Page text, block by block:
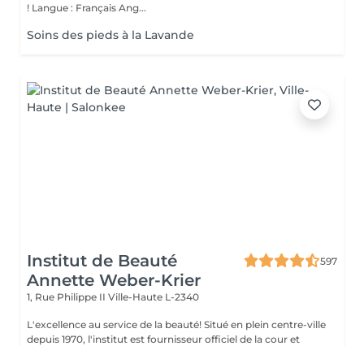
! Langue : Français Ang...
Soins des pieds à la Lavande
Institut de Beauté
Annette Weber-Krier
597
1, Rue Philippe II Ville-Haute L-2340
L'excellence au service de la beauté! Situé en plein centre-ville
depuis 1970, l'institut est fournisseur officiel de la cour et